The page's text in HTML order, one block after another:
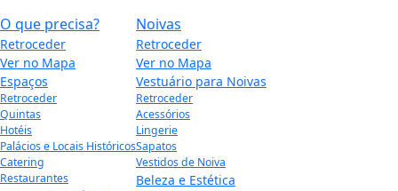
O que precisa?
Retroceder
Ver no Mapa
Espaços
Retroceder
Quintas
Hotéis
Palácios e Locais Históricos
Catering
Restaurantes
Noivas
Retroceder
Ver no Mapa
Vestuário para Noivas
Retroceder
Acessórios
Lingerie
Sapatos
Vestidos de Noiva
Beleza e Estética